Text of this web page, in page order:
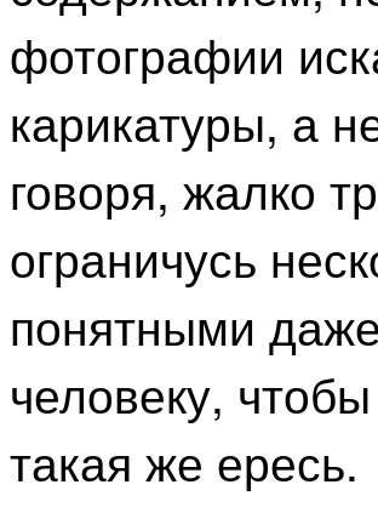
фотографии
карикатуры, а
говоря, жалко
ограничусь
понятными
человеку,
такая же ересь.